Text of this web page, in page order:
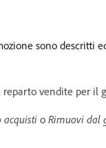
sono descritti
vendite per il
acquisti o Rimuovi dal